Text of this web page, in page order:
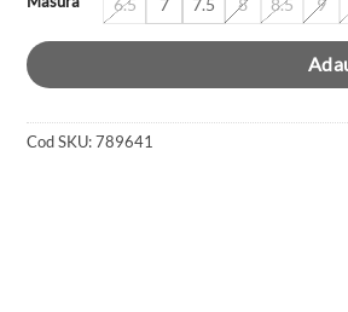
Cod SKU:789641